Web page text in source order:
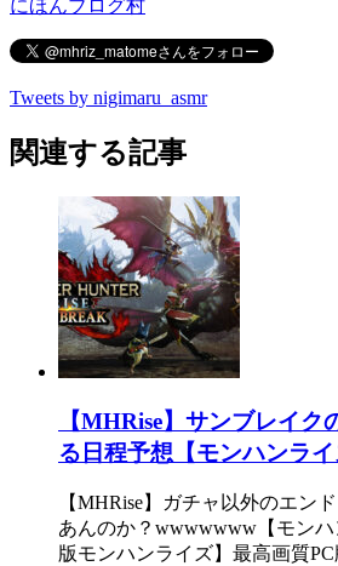
にほんブログ村
Tweets by nigimaru_asmr
関連する記事
【MHRise】サンブレイク
る日程予想【モンハンライ
【MHRise】ガチャ以外のエン
あんのか？wwwwwww【モン
版モンハンライズ】最高画質